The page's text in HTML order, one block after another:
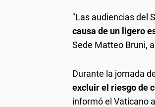
"Las audiencias del
causa de un ligero
Sede Matteo Bruni,
Durante la jornada
excluir el riesgo de
informó el Vaticano